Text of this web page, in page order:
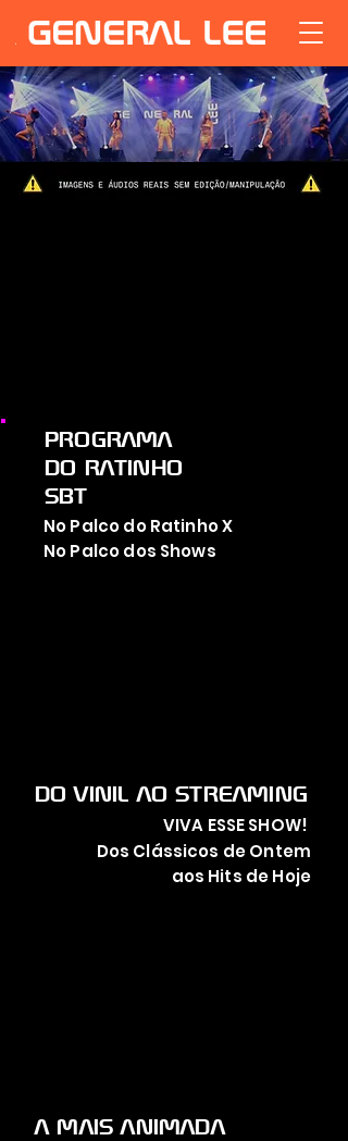
PROGRAMA
DO RATINHO
SBT
No Palco do Ratinho X
No Palco dos Shows
DO VINIL AO STREAMING
VIVA ESSE SHOW!
Dos Clássicos de Ontem
aos Hits de Hoje
A MAIS ANIMADA